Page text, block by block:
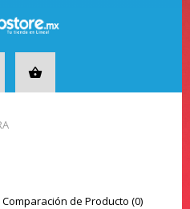
Comparación de Producto (0)